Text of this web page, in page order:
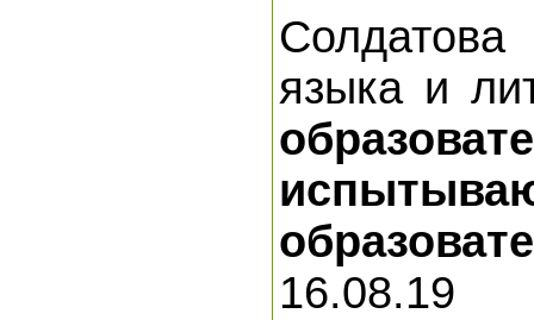
языка и
16.08.19